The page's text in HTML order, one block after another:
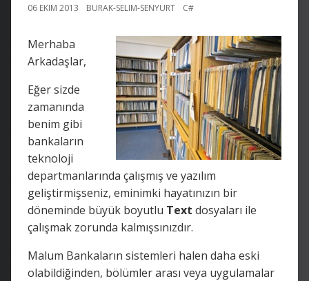
06 EKIM 2013 BURAK-SELIM-SENYURT C#
Merhaba
Arkadaşlar,
Eğer sizde
zamanında
benim gibi
bankaların
teknoloji
departmanlarında çalışmış ve yazılım
geliştirmişseniz, eminimki hayatınızın bir
döneminde büyük boyutlu Text dosyaları ile
çalışmak zorunda kalmışsınızdır.
Malum Bankaların sistemleri halen daha eski
olabildiğinden, bölümler arası veya uygulamalar